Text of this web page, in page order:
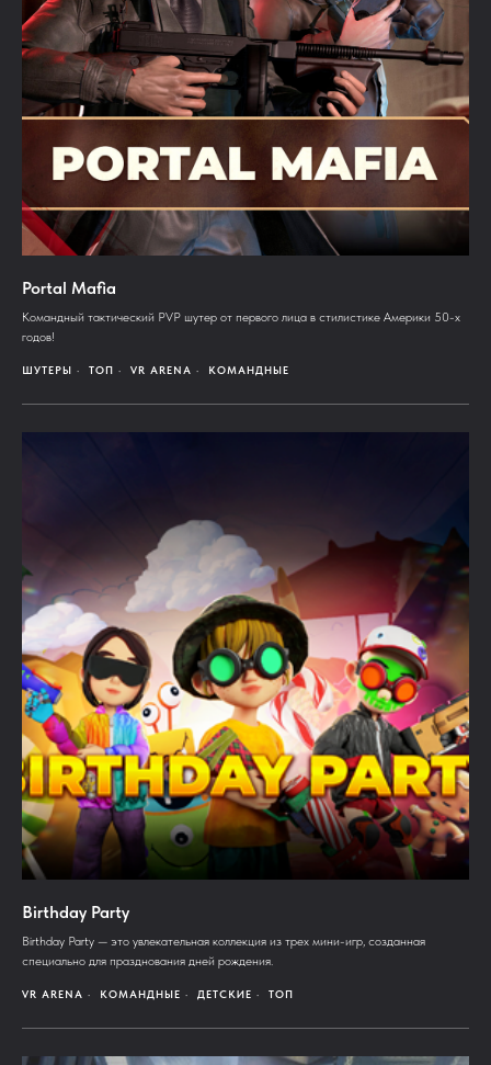
Portal Mafia
Командный тактический PVP шутер от первого лица в стилистике Америки 50-х
годов!
ШУТЕРЫ ТОП VR ARENA КОМАНДНЫЕ
Birthday Party
Birthday Party — это увлекательная коллекция из трех мини-игр, созданная
специально для празднования дней рождения.
VR ARENA КОМАНДНЫЕ ДЕТСКИЕ ТОП